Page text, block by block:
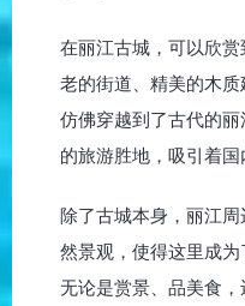
在丽江古城，可以欣
老的街道、精美的木
仿佛穿越到了古代的
的旅游胜地，吸引着国
除了古城本身，丽江
然景观，使得这里成为
无论是赏景、品美食